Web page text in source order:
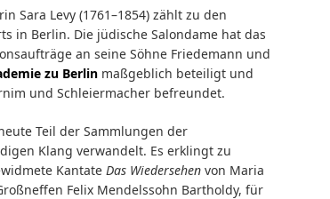
Sara Levy (1761–1854) zählt zu den
in Berlin. Die jüdische Salondame hat das
an seine Söhne Friedemann und
zu Berlinmaßgeblich beteiligt und
und Schleiermacher befreundet.
Teil der Sammlungen der
Klang verwandelt. Es erklingt zu
Kantate Das Wiedersehenvon Maria
Felix Mendelssohn Bartholdy, für